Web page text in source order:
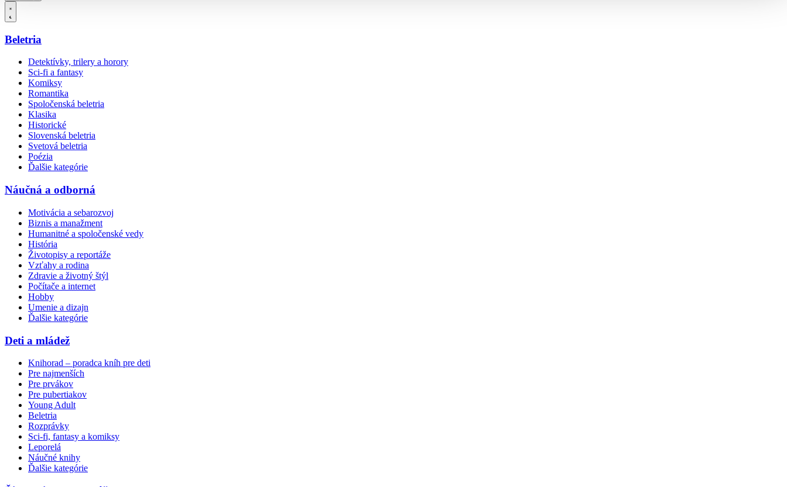
Beletria
Detektívky, trilery a horory
Sci-fi a fantasy
Komiksy
Romantika
Spoločenská beletria
Klasika
Historické
Slovenská beletria
Svetová beletria
Poézia
Ďalšie kategórie
Náučná a odborná
Motivácia a sebarozvoj
Biznis a manažment
Humanitné a spoločenské vedy
História
Životopisy a reportáže
Vzťahy a rodina
Zdravie a životný štýl
Počítače a internet
Hobby
Umenie a dizajn
Ďalšie kategórie
Deti a mládež
Knihorad – poradca kníh pre deti
Pre najmenších
Pre prvákov
Pre pubertiakov
Young Adult
Beletria
Rozprávky
Sci-fi, fantasy a komiksy
Leporelá
Náučné knihy
Ďalšie kategórie